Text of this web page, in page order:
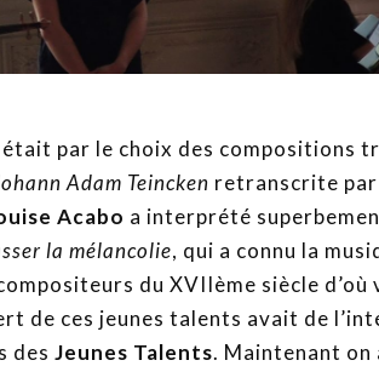
par le choix des compositions
Adam Teincken retranscrite par
Acabo a interprété
la mélancolie, qui a connu la
du XVIIème siècle d’où
de ces jeunes talents avait de
des Jeunes Talents. Maintenant on